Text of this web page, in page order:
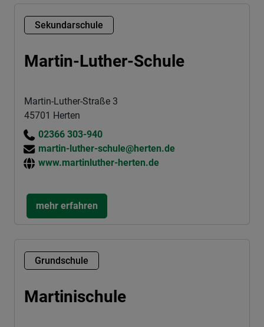
Sekundarschule
Martin-Luther-Schule
Martin-Luther-Straße 3
45701 Herten
02366 303-940
martin-luther-schule@herten.de
www.martinluther-herten.de
mehr erfahren
Grundschule
Martinischule